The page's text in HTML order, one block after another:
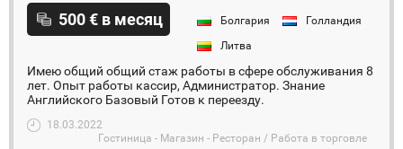
500 € в месяц Болгария
Голландия
Литва
Имею общий общий стаж работы в сфере обслуживания 8
лет. Опыт работы кассир, Администратор. Знание
Английского Базовый Готов к переезду.
18.03.2022
Гостиница - Магазин - Ресторан / Работа в торговле